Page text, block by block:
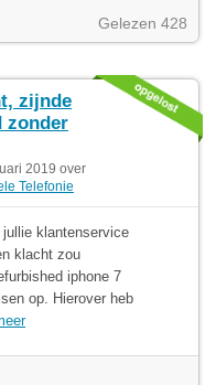
Gelezen 428
zijnde
zonder
2019 over
Telefonie
klantenservice
klacht zou
iphone 7
op. Hierover heb